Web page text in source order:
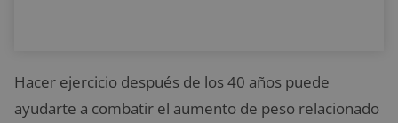
Hacer ejercicio después de los 40 años puede
ayudarte a combatir el aumento de peso relacionado